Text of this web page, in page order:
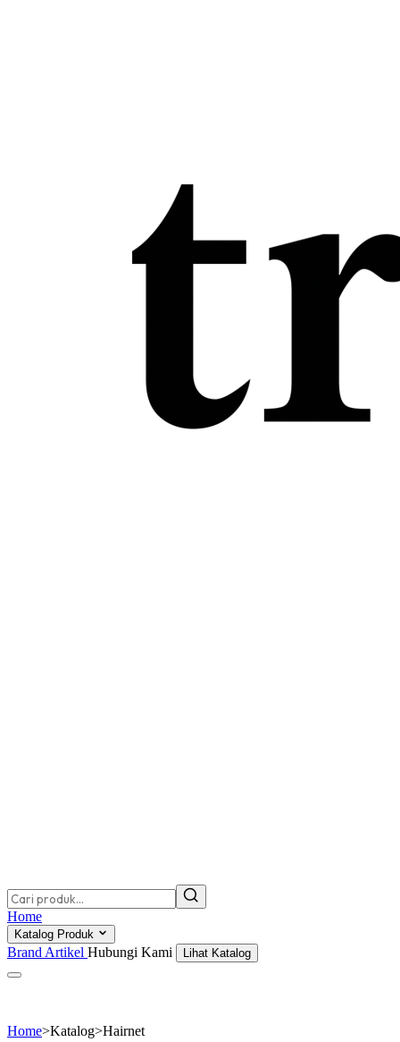
Home
Katalog Produk
Brand Artikel Hubungi Kami Lihat Katalog
Home>Katalog>Hairnet